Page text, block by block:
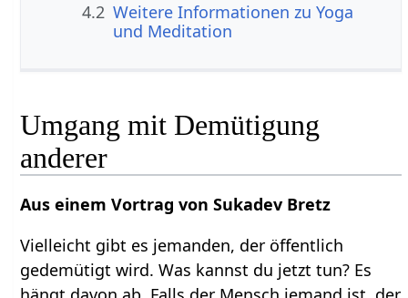
4.2 Weitere Informationen zu Yoga
und Meditation
Umgang mit Demütigung
anderer
Aus einem Vortrag von Sukadev Bretz
Vielleicht gibt es jemanden, der öffentlich
gedemütigt wird. Was kannst du jetzt tun? Es